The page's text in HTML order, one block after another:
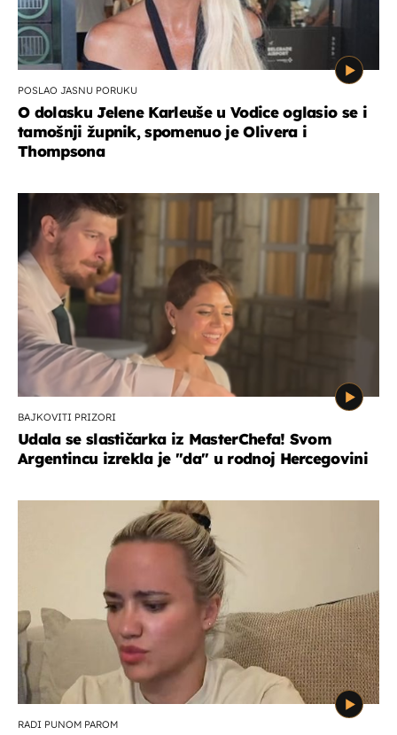
POSLAO JASNU PORUKU
O dolasku Jelene Karleuše u Vodice oglasio se i
tamošnji župnik, spomenuo je Olivera i
Thompsona
BAJKOVITI PRIZORI
Udala se slastičarka iz MasterChefa! Svom
Argentincu izrekla je "da" u rodnoj Hercegovini
RADI PUNOM PAROM